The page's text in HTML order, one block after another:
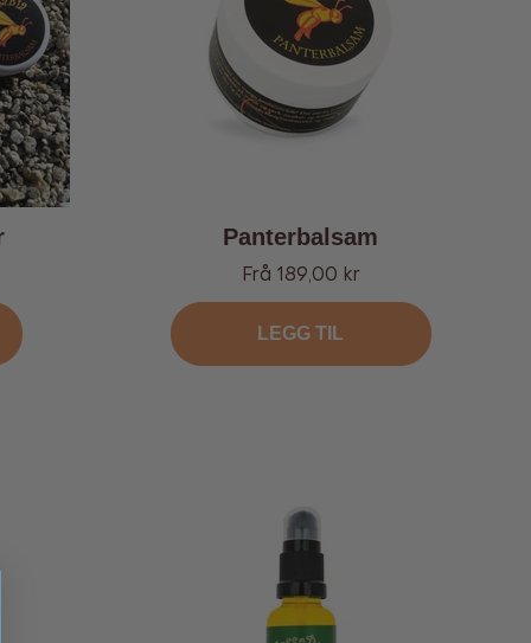
Panterbalsam
Tilbud
Frå 189,00 kr
LEGG TIL